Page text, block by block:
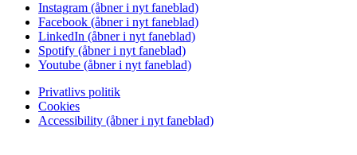
Instagram (åbner i nyt faneblad)
Facebook (åbner i nyt faneblad)
LinkedIn (åbner i nyt faneblad)
Spotify (åbner i nyt faneblad)
Youtube (åbner i nyt faneblad)
Privatlivs politik
Cookies
Accessibility (åbner i nyt faneblad)